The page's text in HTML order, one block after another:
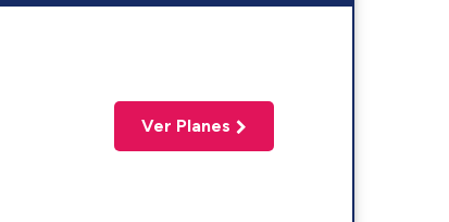
Ver Planes